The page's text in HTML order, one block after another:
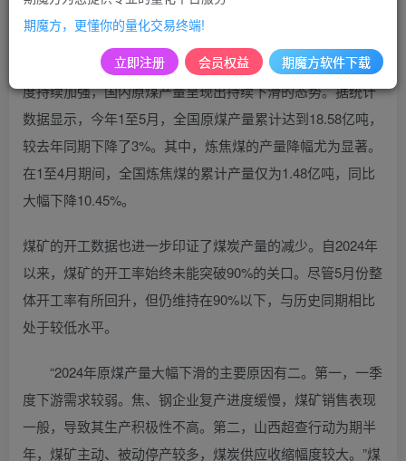
场需求未达预期以及进口量的增加等多重因素共同影响。
在记者深入采访的过程中了解到，由于主产地的安全监察力
度持续加强，国内原煤产量呈现出持续下滑的态势。据统计
数据显示，今年1至5月，全国原煤产量累计达到18.58亿吨，
较去年同期下降了3%。其中，炼焦煤的产量降幅尤为显著。
在1至4月期间，全国炼焦煤的累计产量仅为1.48亿吨，同比
大幅下降10.45%。
煤矿的开工数据也进一步印证了煤炭产量的减少。自2024年
以来，煤矿的开工率始终未能突破90%的关口。尽管5月份整
体开工率有所回升，但仍维持在90%以下，与历史同期相比
处于较低水平。
“2024年原煤产量大幅下滑的主要原因有二。第一，一季
度下游需求较弱。焦、钢企业复产进度缓慢，煤矿销售表现
一般，导致其生产积极性不高。第二，山西超查行动为期半
年，煤矿主动、被动停产较多，煤炭供应收缩幅度较大。”煤
期魔方，更懂你的量化交易终端!
立即注册 会员权益 期魔方软件下载